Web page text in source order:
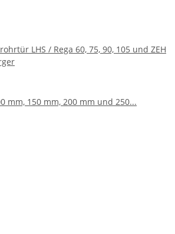
LHS / Rega 60, 75, 90, 105 und ZEH